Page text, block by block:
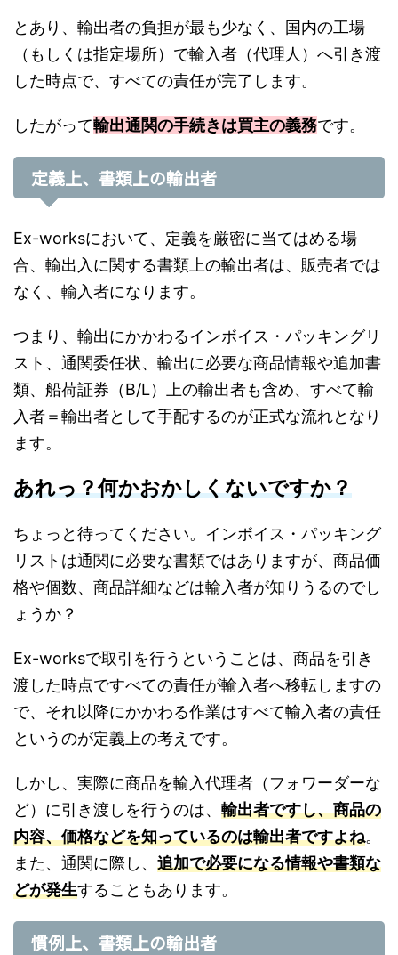
とあり、輸出者の負担が最も少なく、国内の工場
（もしくは指定場所）で輸入者（代理人）へ引き渡
した時点で、すべての責任が完了します。
したがって輸出通関の手続きは買主の義務です。
定義上、書類上の輸出者
Ex-worksにおいて、定義を厳密に当てはめる場
合、輸出入に関する書類上の輸出者は、販売者では
なく、輸入者になります。
つまり、輸出にかかわるインボイス・パッキングリ
スト、通関委任状、輸出に必要な商品情報や追加書
類、船荷証券（B/L）上の輸出者も含め、すべて輸
入者＝輸出者として手配するのが正式な流れとなり
ます。
あれっ？何かおかしくないですか？
ちょっと待ってください。インボイス・パッキング
リストは通関に必要な書類ではありますが、商品価
格や個数、商品詳細などは輸入者が知りうるのでし
ょうか？
Ex-worksで取引を行うということは、商品を引き
渡した時点ですべての責任が輸入者へ移転しますの
で、それ以降にかかわる作業はすべて輸入者の責任
というのが定義上の考えです。
しかし、実際に商品を輸入代理者（フォワーダーな
ど）に引き渡しを行うのは、 輸出者ですし、商品の
内容、価格などを知っているのは輸出者ですよね。
また、通関に際し、 追加で必要になる情報や書類な
どが発生することもあります。
慣例上、書類上の輸出者